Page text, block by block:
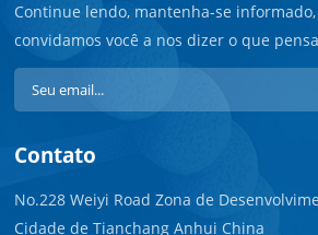
Continue lendo, mantenha-se
convidamos você a nos dizer o que
Contato
No.228 Weiyi Road Zona de
Cidade de Tianchang Anhui China